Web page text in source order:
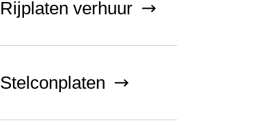
Rijplaten verhuur
Stelconplaten